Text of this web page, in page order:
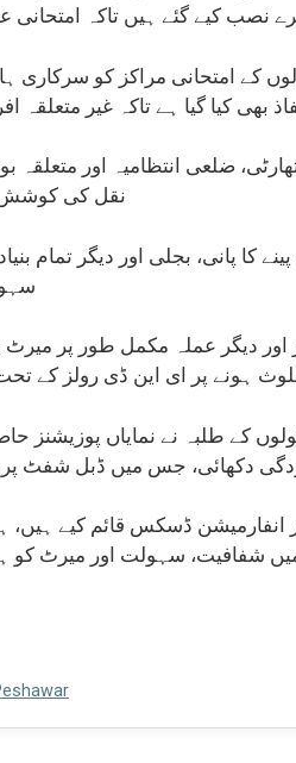
نصب کیے گئے ہیں تاکہ
کے امتحانی مراکز کو سرکاری
ضلعی انتظامیہ اور
نقل کی کوشش
کا پانی، بجلی اور دیگر تمام
اور دیگر عملہ مکمل طور پر
ہونے پر ای این ڈی رولز
میں 19 سرکاری اسکولوں کے طلبہ نے
دکھائی، جس میں ڈبل شفٹ
انفارمیشن ڈسکس قائم کیے ہیں،
شفافیت، سہولت اور میرٹ کو